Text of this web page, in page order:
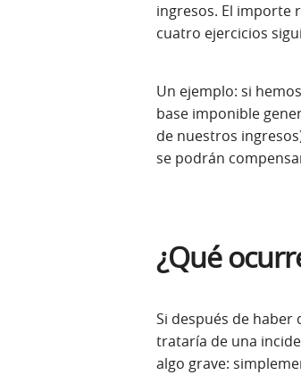
ingresos. El importe
cuatro ejercicios
Un ejemplo: si
base imponible
de nuestros
se podrán
¿Qué
Si después de
trataría de una
algo grave: